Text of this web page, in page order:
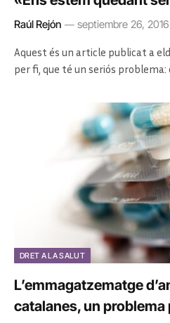
Raúl Rejón septiembre 26, 2016
Aquest és un article publicat a
per fi, que té un seriós problema:
DRET A LA SALUT
L’emmagatzematge
catalanes, un